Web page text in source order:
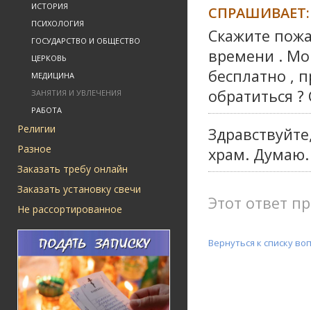
ИСТОРИЯ
ПСИХОЛОГИЯ
ГОСУДАРСТВО И ОБЩЕСТВО
ЦЕРКОВЬ
МЕДИЦИНА
ЗАНЯТИЯ И УВЛЕЧЕНИЯ
РАБОТА
Религии
Разное
Заказать требу онлайн
Заказать установку свечи
Не рассортированное
СПРАШИВАЕТ:
Скажите
времени .
бесплатно ,
обратиться
храм. Думаю.
Этот ответ
Вернуться к списку